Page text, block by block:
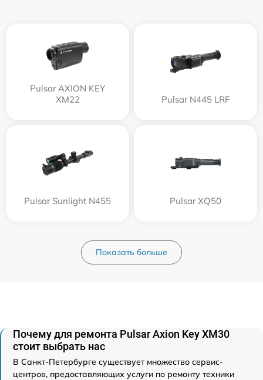
Pulsar AXION KEY
XM22
Pulsar N445 LRF
Pulsar Sunlight N455 Pulsar XQ50
Показать больше
Почему для ремонта Pulsar Axion Key XM30
стоит выбрать нас
В Санкт-Петербурге существует множество сервис-
центров, предоставляющих услуги по ремонту техники